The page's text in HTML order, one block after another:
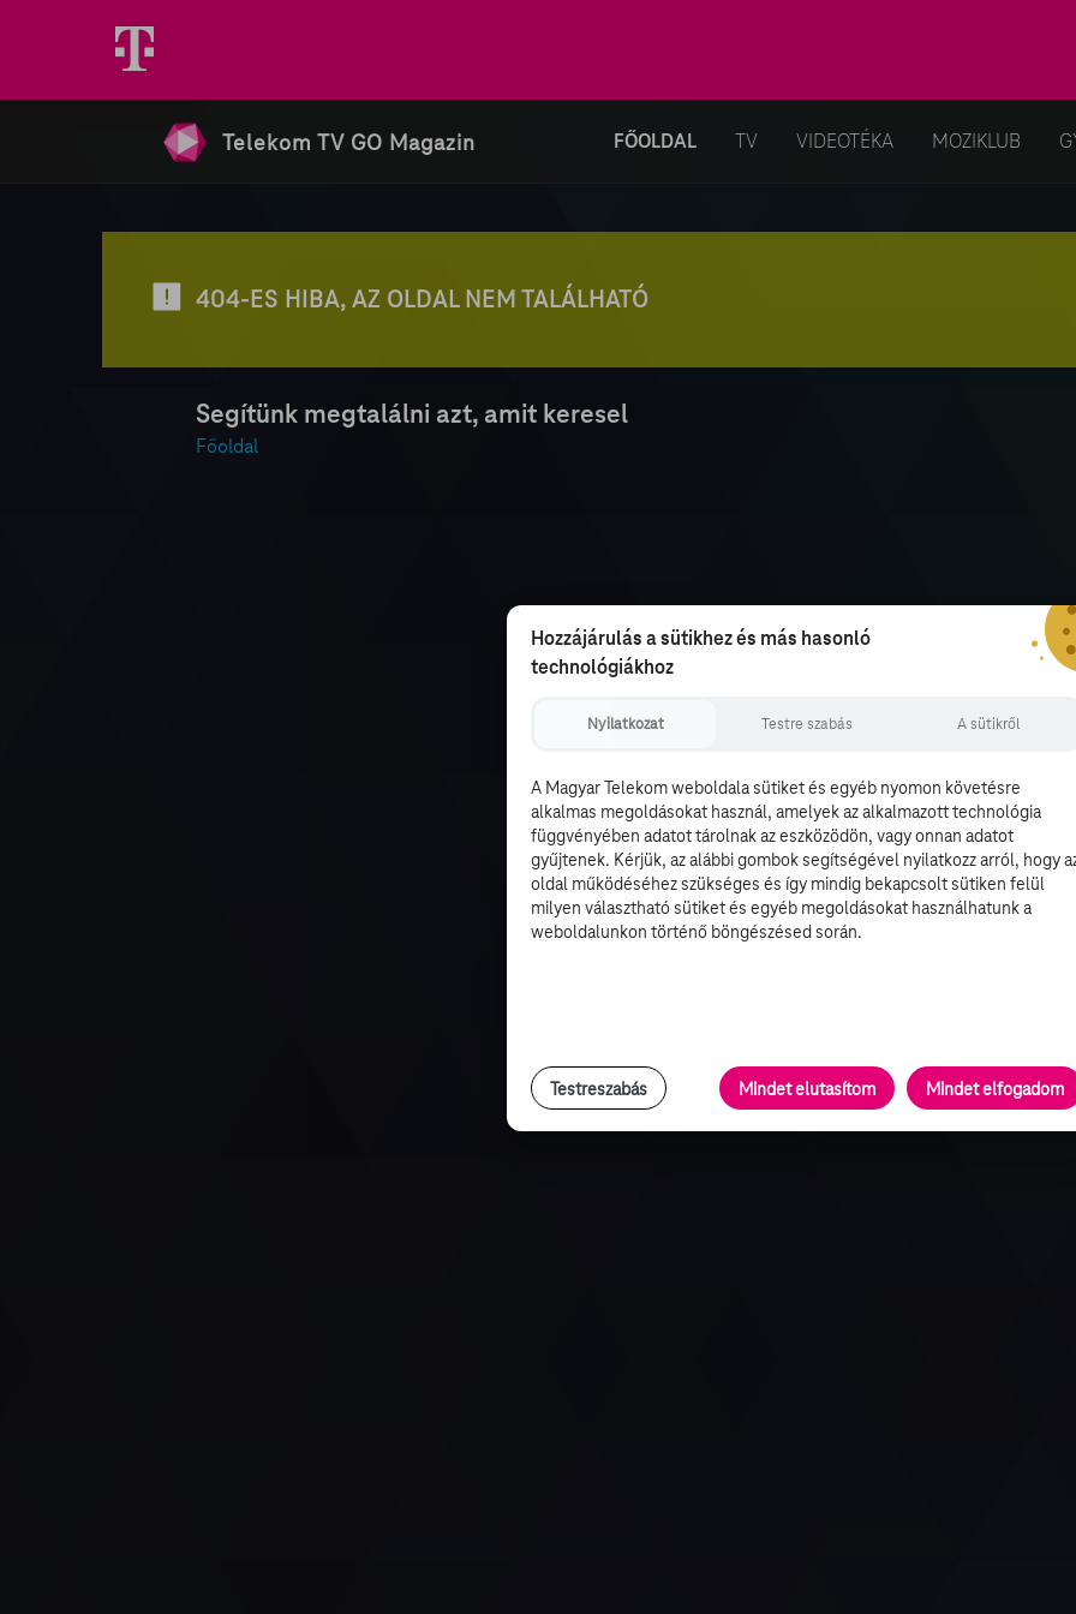
Telekom TV GO Magazin FŐOLDAL TV VIDEOTÉKA MOZIKLUB
404-ES HIBA, AZ OLDAL NEM TALÁLHATÓ
Segítünk megtalálni azt, amit keresel
Főoldal
Hozzájárulás a sütikhez és más hasonló
technológiákhoz
Nyilatkozat Testre szabás A sütikről
A Magyar Telekom weboldala sütiket és egyéb nyomon követésre
alkalmas megoldásokat használ, amelyek az alkalmazott technológia
függvényében adatot tárolnak az eszközödön, vagy onnan adatot
gyűjtenek. Kérjük, az alábbi gombok segítségével nyilatkozz arról, hogy
oldal működéséhez szükséges és így mindig bekapcsolt sütiken felül
milyen választható sütiket és egyéb megoldásokat használhatunk a
weboldalunkon történő böngészésed során.
Testreszabás Mindet elutasítom Mindet elfogadom